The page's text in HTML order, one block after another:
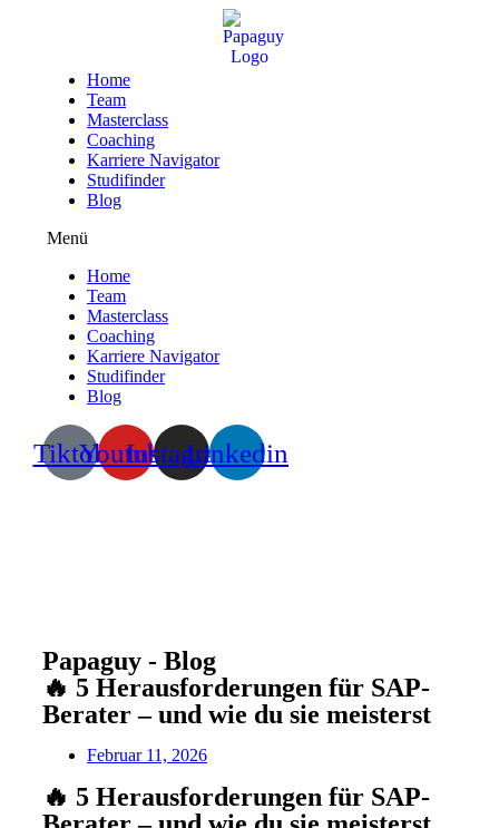
Home
Team
Masterclass
Coaching
Karriere Navigator
Studifinder
Blog
Menü
Home
Team
Masterclass
Coaching
Karriere Navigator
Studifinder
Blog
TiktokYoutubeInstagramLinkedin
Papaguy - Blog
🔥 5 Herausforderungen für SAP-
Berater – und wie du sie meisterst
Februar 11, 2026
🔥 5 Herausforderungen für SAP-